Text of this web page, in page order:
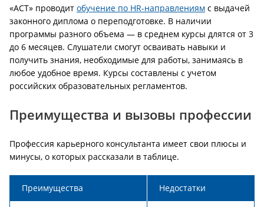
«АСТ» проводит обучение по HR-направлениям с выдачей
законного диплома о переподготовке. В наличии
программы разного объема — в среднем курсы длятся от 3
до 6 месяцев. Слушатели смогут осваивать навыки и
получить знания, необходимые для работы, занимаясь в
любое удобное время. Курсы составлены с учетом
российских образовательных регламентов.
Преимущества и вызовы профессии
Профессия карьерного консультанта имеет свои плюсы и
минусы, о которых рассказали в таблице.
Преимущества Недостатки